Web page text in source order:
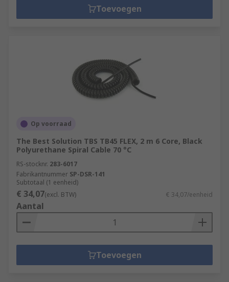
Toevoegen
Op voorraad
The Best Solution TBS TB45 FLEX, 2 m 6 Core, Black
Polyurethane Spiral Cable 70 °C
RS-stocknr. 283-6017
Fabrikantnummer SP-DSR-141
Subtotaal (1 eenheid)
€ 34,07(excl. BTW) € 34,07/eenheid
Aantal
Toevoegen